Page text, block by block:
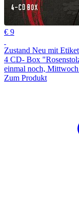
€ 9
Zustand Neu mit
4 CD- Box
einmal noch,
Zum Produkt